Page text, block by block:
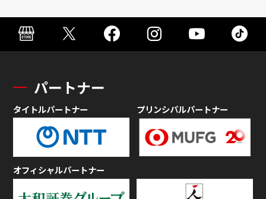
パートナー
タイトルパートナー プリンシパルパートナー
オフィシャルパートナー